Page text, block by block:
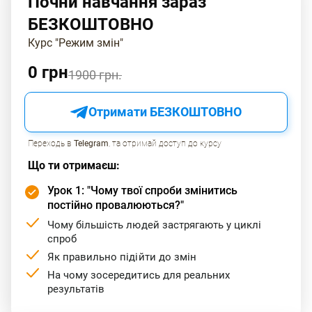
відео, підготовте відповідне обладнання та
навички, які вам знадобляться.
Зосереджуйтеся на тому, що надихає вас і дозволяє
розвиватися. Це допоможе вам покращити свою
роботу та досягти нових висот у своїй діяльності.
БЕЗКОШТОВНО
Курс "Режим змін"
0 грн1900 грн.
Отримати БЕЗКОШТОВНО
Переходь в Telegram, та отримай доступ до курсу
Що ти отримаєш:
Урок 1: "Чому твої спроби змінитись
постійно провалюються?"
Чому більшість людей застрягають у циклі
спроб
Як правильно підійти до змін
На чому зосередитись для реальних
результатів